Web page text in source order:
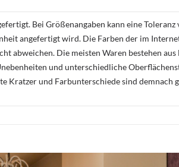
Bei Größenangaben kann eine Toleranz
angefertigt wird. Die Farben der im
abweichen. Die meisten Waren bestehen
und unterschiedliche
Kratzer und Farbunterschiede sind demnach